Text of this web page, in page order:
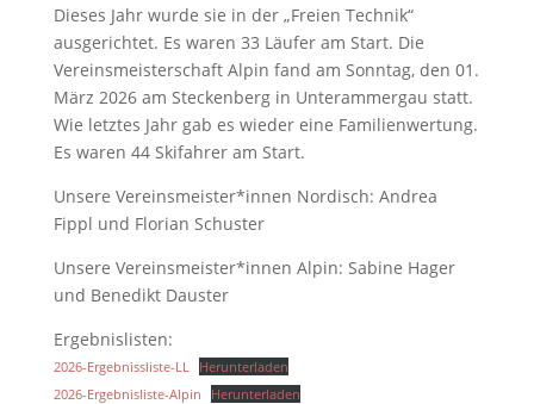
Dieses Jahr wurde sie in der „Freien Technik“
ausgerichtet. Es waren 33 Läufer am Start. Die
Vereinsmeisterschaft Alpin fand am Sonntag, den 01.
März 2026 am Steckenberg in Unterammergau statt.
Wie letztes Jahr gab es wieder eine Familienwertung.
Es waren 44 Skifahrer am Start.
Unsere Vereinsmeister*innen Nordisch: Andrea
Fippl und Florian Schuster
Unsere Vereinsmeister*innen Alpin: Sabine Hager
und Benedikt Dauster
Ergebnislisten:
2026-Ergebnissliste-LL
Herunterladen
2026-Ergebnisliste-Alpin
Herunterladen